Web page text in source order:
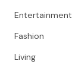
Entertainment
Fashion
Living